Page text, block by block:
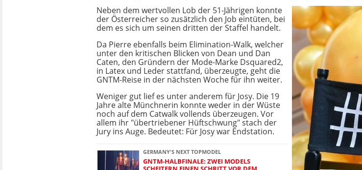
Neben dem wertvollen Lob der 51-Jährigen konnte
der Österreicher so zusätzlich den Job eintüten, bei
dem es sich um seinen dritten der Staffel handelt.
Da Pierre ebenfalls beim Elimination-Walk, welcher
unter den kritischen Blicken von Dean und Dan
Caten, den Gründern der Mode-Marke Dsquared2,
in Latex und Leder stattfand, überzeugte, geht die
GNTM-Reise in der nächsten Woche für ihn weiter.
Weniger gut lief es unter anderem für Josy. Die 19
Jahre alte Münchnerin konnte weder in der Wüste
noch auf dem Catwalk vollends überzeugen. Vor
allem ihr "übertriebener Hüftschwung" stach der
Jury ins Auge. Bedeutet: Für Josy war Endstation.
GERMANY'S NEXT TOPMODEL
GNTM-HALBFINALE: ZWEI MODELS